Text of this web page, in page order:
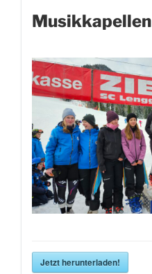
Musikkapellen
Jetzt herunterladen!